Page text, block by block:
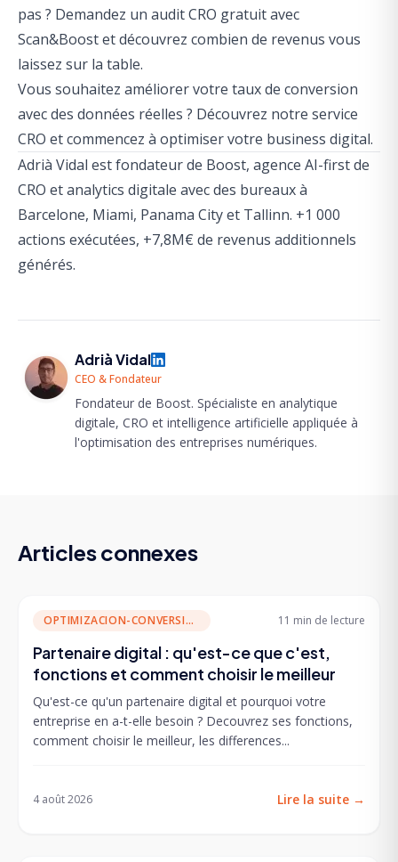
pas ? Demandez un audit CRO gratuit avec
Scan&Boostet découvrez combien de revenus vous
laissez sur la table.
Vous souhaitez améliorer votre taux de conversion
avec des données réelles ? Découvrez notre service
CRO et commencez à optimiser votre business digital.
Adrià Vidal est fondateur de Boost, agence AI-first de
CRO et analytics digitale avec des bureaux à
Barcelone, Miami, Panama City et Tallinn. +1 000
actions exécutées, +7,8M€ de revenus additionnels
générés.
Adrià Vidal
CEO & Fondateur
Fondateur de Boost. Spécialiste en analytique
digitale, CRO et intelligence artificielle appliquée à
l'optimisation des entreprises numériques.
Articles connexes
OPTIMIZACION-CONVERSION 11 min de lecture
Partenaire digital : qu'est-ce que c'est,
fonctions et comment choisir le meilleur
Qu'est-ce qu'un partenaire digital et pourquoi votre
entreprise en a-t-elle besoin ? Decouvrez ses fonctions,
comment choisir le meilleur, les differences...
4 août 2026 Lire la suite →